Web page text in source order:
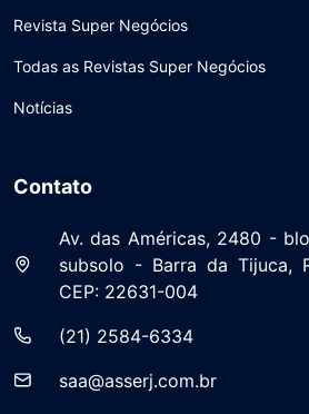
Revista Super Negócios
Todas as Revistas Super Negócios
Notícias
Contato
Av. das Américas, 2480 -
subsolo - Barra da Tijuca,
CEP: 22631-004
(21) 2584-6334
saa@asserj.com.br